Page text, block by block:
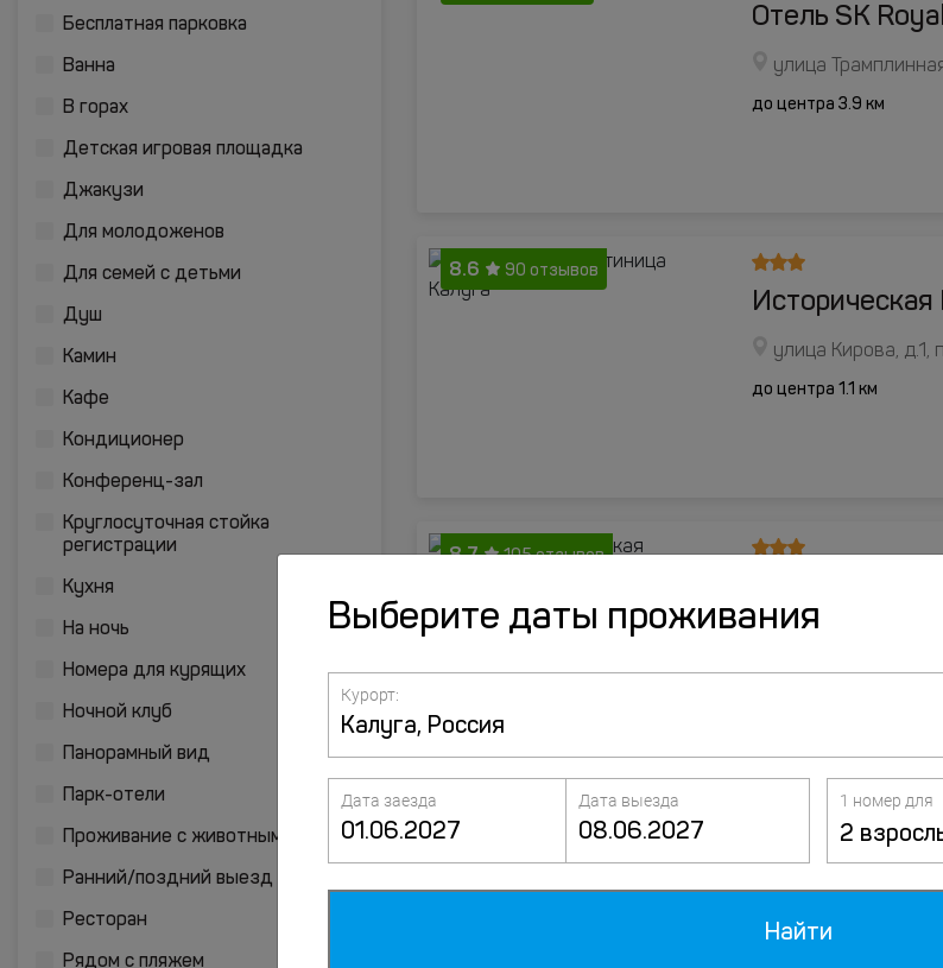
Бесплатная парковка
Ванна
В горах
Детская игровая площадка
Джакузи
Для молодоженов
Для семей с детьми
Душ
Камин
Кафе
Кондиционер
Конференц-зал
Круглосуточная стойка
регистрации
Кухня
На ночь
Номера для курящих
Ночной клуб
Панорамный вид
Парк-отели
Проживание с животными
Ранний/поздний выезд
Ресторан
Рядом с пляжем
Отель SK
улица
до центра 3.9 км
8.6 90 отзывов
Историческая
улица Кирова, д.1,
до центра 1.1 км
8.7 105 отзывов
до центра 2.6 км
7.4 55 отзывов
Отель Калуга
2-й Тульский
Выберите даты проживания
Курорт:
Дата заезда Дата выезда 1 номер для
2
Найти